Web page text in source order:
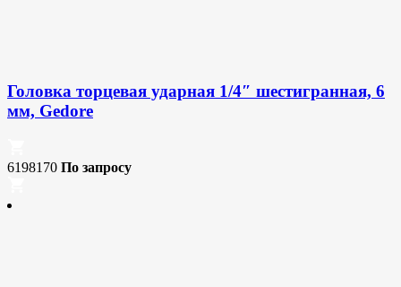
Головка торцевая ударная 1/4″ шестигранная, 6
мм, Gedore
6198170 По запросу